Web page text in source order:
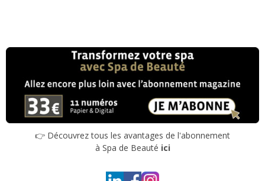
👉 Découvrez tous les avantages de l'abonnement
à Spa de Beauté ici